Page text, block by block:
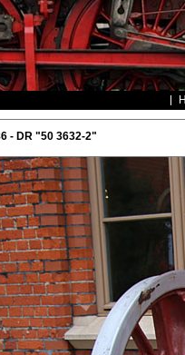
- DR "50 3632-2"